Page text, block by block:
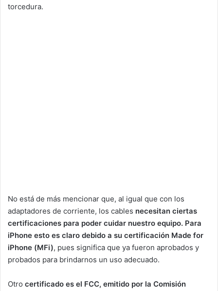
torcedura.
No está de más mencionar que, al igual que con los
adaptadores de corriente, los cables necesitan ciertas
certificaciones para poder cuidar nuestro equipo. Para
iPhone esto es claro debido a su certificación Made for
iPhone (MFi), pues significa que ya fueron aprobados y
probados para brindarnos un uso adecuado.
Otro certificado es el FCC, emitido por la Comisión